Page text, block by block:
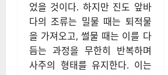
었을 것이다. 하지만 진도 앞바
다의 조류는 밀물 때는 퇴적물
을 가져오고, 썰물 때는 이를 다
듬는 과정을 무한히 반복하며
사주의 형태를 유지한다. 이는